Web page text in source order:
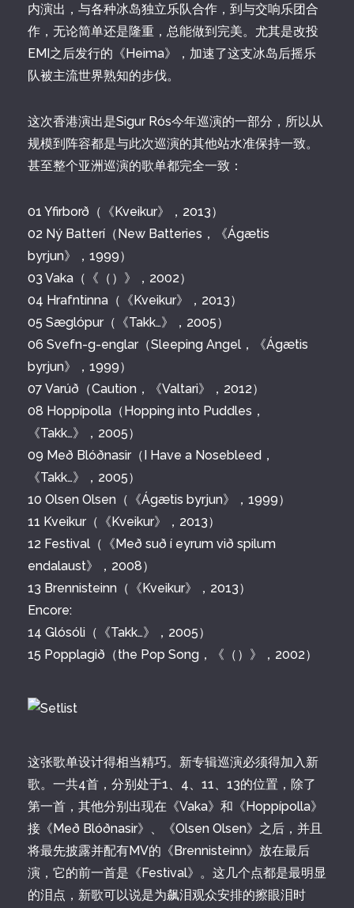
内演出，与各种冰岛独立乐队合作，到与交响乐团合
作，无论简单还是隆重，总能做到完美。尤其是改投
EMI之后发行的《Heima》，加速了这支冰岛后摇乐
队被主流世界熟知的步伐。
这次香港演出是Sigur Rós今年巡演的一部分，所以从
规模到阵容都是与此次巡演的其他站水准保持一致。
甚至整个亚洲巡演的歌单都完全一致：
01 Yfirborð（《Kveikur》，2013）
02 Ný Batterí（New Batteries，《Ágætis
byrjun》，1999）
03 Vaka（《（）》，2002）
04 Hrafntinna（《Kveikur》，2013）
05 Sæglópur（《Takk…》，2005）
06 Svefn-g-englar（Sleeping Angel，《Ágætis
byrjun》，1999）
07 Varúð（Caution，《Valtari》，2012）
08 Hoppípolla（Hopping into Puddles，
《Takk…》，2005）
09 Með Blóðnasir（I Have a Nosebleed，
《Takk…》，2005）
10 Olsen Olsen（《Ágætis byrjun》，1999）
11 Kveikur（《Kveikur》，2013）
12 Festival（《Með suð í eyrum við spilum
endalaust》，2008）
13 Brennisteinn（《Kveikur》，2013）
Encore:
14 Glósóli（《Takk…》，2005）
15 Popplagið（the Pop Song，《（）》，2002）
这张歌单设计得相当精巧。新专辑巡演必须得加入新
歌。一共4首，分别处于1、4、11、13的位置，除了
第一首，其他分别出现在《Vaka》和《Hoppípolla》
接《Með Blóðnasir》、《Olsen Olsen》之后，并且
将最先披露并配有MV的《Brennisteinn》放在最后
演，它的前一首是《Festival》。这几个点都是最明显
的泪点，新歌可以说是为飙泪观众安排的擦眼泪时